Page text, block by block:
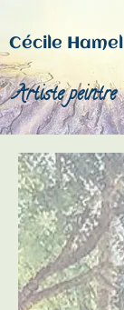
Cécile Hamel
Artiste peintre